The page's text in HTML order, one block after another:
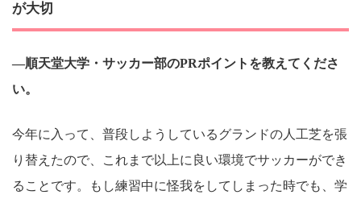
が大切
―順天堂大学・サッカー部のPRポイントを教えてくださ
い。
今年に入って、普段しようしているグランドの人工芝を張
り替えたので、これまで以上に良い環境でサッカーができ
ることです。もし練習中に怪我をしてしまった時でも、学